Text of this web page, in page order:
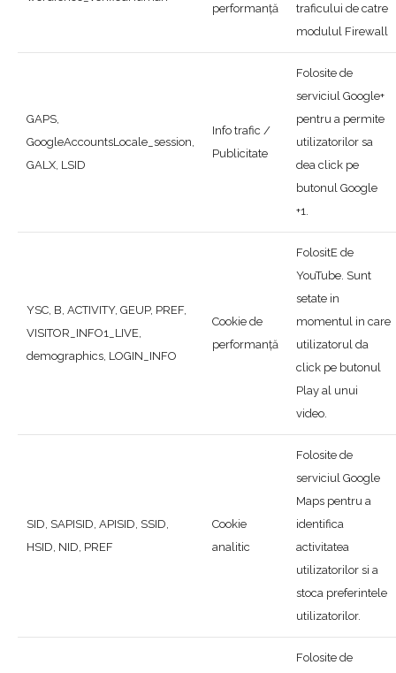
performanță
traficului de catre
modulul Firewall
GAPS,
GoogleAccountsLocale_session,
GALX, LSID
Info trafic /
Publicitate
Folosite de
serviciul Google+
pentru a permite
utilizatorilor sa
dea click pe
butonul Google
+1.
YSC, B, ACTIVITY, GEUP, PREF,
VISITOR_INFO1_LIVE,
demographics, LOGIN_INFO
Cookie de
performanță
FolositE de
YouTube. Sunt
setate in
momentul in care
utilizatorul da
click pe butonul
Play al unui
video.
SID, SAPISID, APISID, SSID,
HSID, NID, PREF
Cookie
analitic
Folosite de
serviciul Google
Maps pentru a
identifica
activitatea
utilizatorilor si a
stoca preferintele
utilizatorilor.
Folosite de